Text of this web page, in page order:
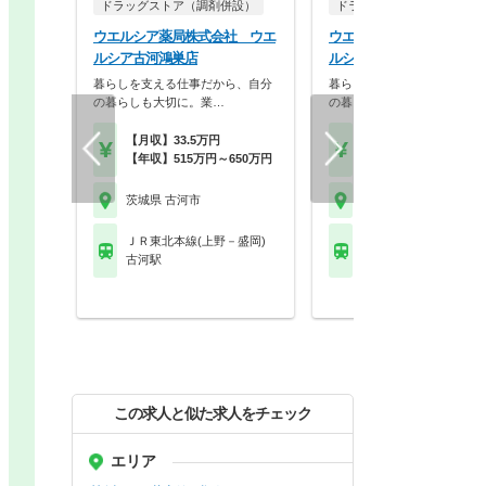
ドラッグストア（調剤併設）
ウエルシア薬局株式会社 ウエ
ルシア古河鴻巣店
暮らしを支える仕事だから、自分
の暮らしも大切に。業…
【月収】33.5万円
【年収】515万円～650万円
茨城県 古河市
ＪＲ東北本線(上野－盛岡)
古河駅
ドラッグストア（調剤併設
ウエルシア薬局株式会社
ルシア古河総和店
暮らしを支える仕事だから、
の暮らしも大切に。業…
この求人と似た求人をチェック
エリア